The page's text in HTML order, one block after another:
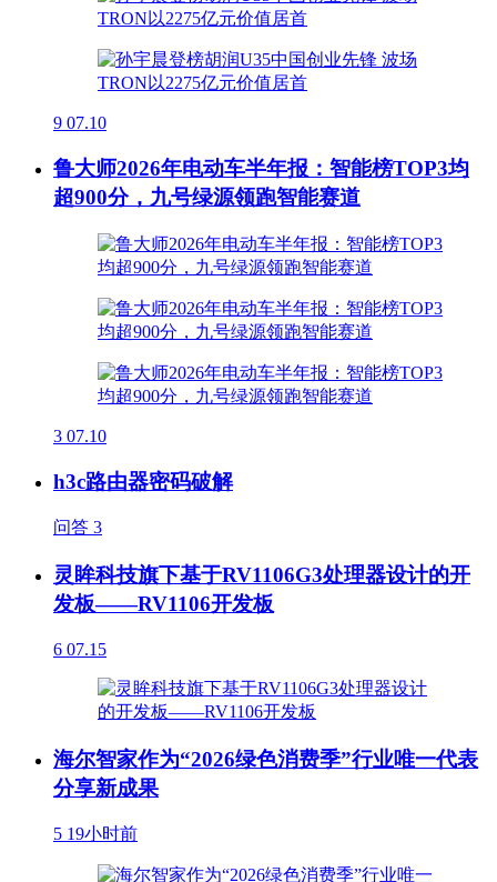
9 07.10
鲁大师2026年电动车半年报：智能榜TOP3均
超900分，九号绿源领跑智能赛道
3 07.10
h3c路由器密码破解
问答 3
灵眸科技旗下基于RV1106G3处理器设计的开
发板——RV1106开发板
6 07.15
海尔智家作为“2026绿色消费季”行业唯一代表
分享新成果
5 19小时前